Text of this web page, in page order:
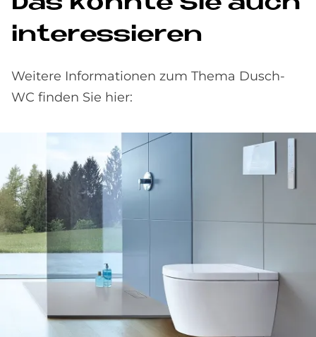
in­ter­es­sie­ren
Weitere Informationen zum Thema Dusch-
WC finden Sie hier: